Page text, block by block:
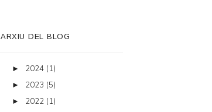
ARXIU DEL BLOG
► 2024 (1)
► 2023 (5)
► 2022 (1)